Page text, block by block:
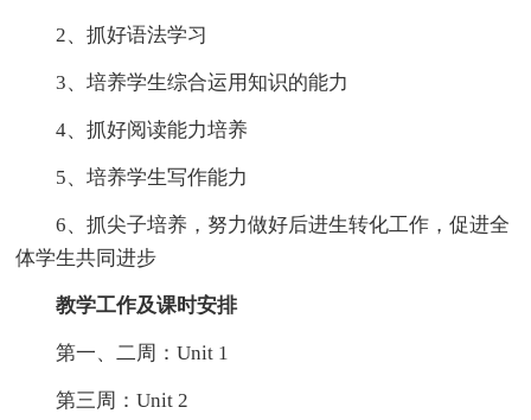
2、抓好语法学习
3、培养学生综合运用知识的能力
4、抓好阅读能力培养
5、培养学生写作能力
6、抓尖子培养，努力做好后进生转化工作，促进全
体学生共同进步
教学工作及课时安排
第一、二周：Unit 1
第三周：Unit 2